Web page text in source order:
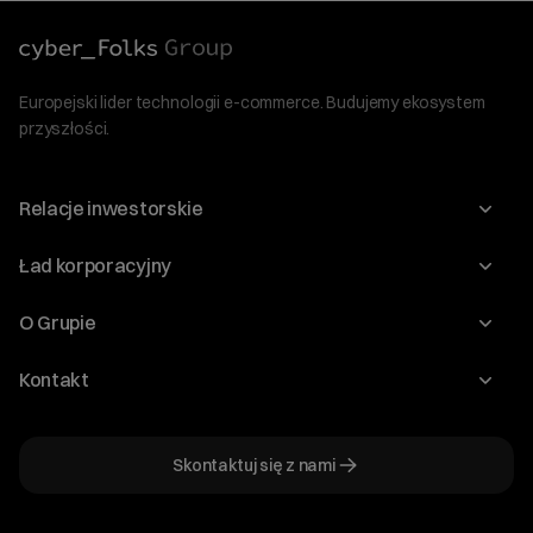
Europejski lider technologii e-commerce. Budujemy ekosystem
przyszłości.
Relacje inwestorskie
Raporty
Ład korporacyjny
Walne Zgromadzenia
O Grupie
O Spółce
Kontakt
Skontaktuj się z nami